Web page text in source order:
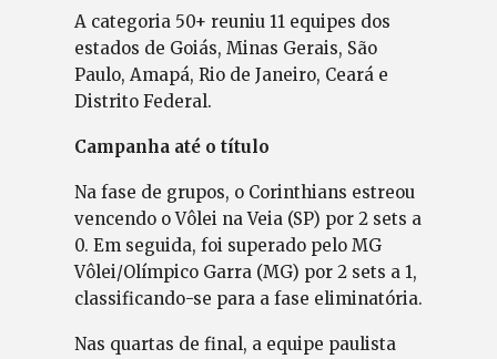
A categoria 50+ reuniu 11 equipes dos
estados de Goiás, Minas Gerais, São
Paulo, Amapá, Rio de Janeiro, Ceará e
Distrito Federal.
Campanha até o título
Na fase de grupos, o Corinthians estreou
vencendo o Vôlei na Veia (SP) por 2 sets a
0. Em seguida, foi superado pelo MG
Vôlei/Olímpico Garra (MG) por 2 sets a 1,
classificando-se para a fase eliminatória.
Nas quartas de final, a equipe paulista